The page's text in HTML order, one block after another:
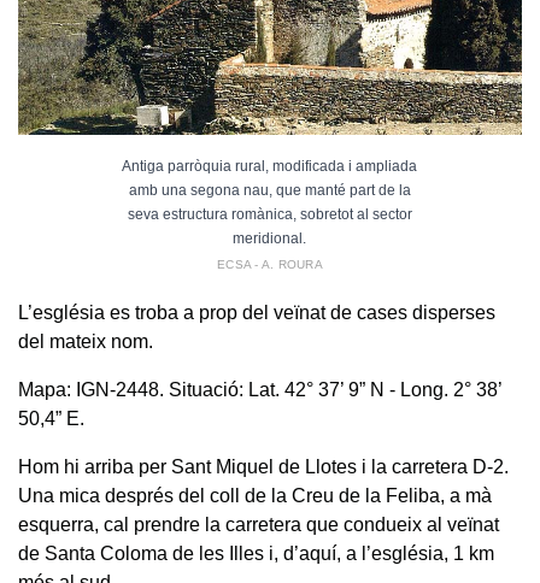
Antiga parròquia rural, modificada i ampliada
amb una segona nau, que manté part de la
seva estructura romànica, sobretot al sector
meridional.
ECSA - A. ROURA
L’església es troba a prop del veïnat de cases disperses
del mateix nom.
Mapa: IGN-2448. Situació: Lat. 42° 37’ 9” N - Long. 2° 38’
50,4” E.
Hom hi arriba per Sant Miquel de Llotes i la carretera D-2.
Una mica després del coll de la Creu de la Feliba, a mà
esquerra, cal prendre la carretera que condueix al veïnat
de Santa Coloma de les Illes i, d’aquí, a l’església, 1 km